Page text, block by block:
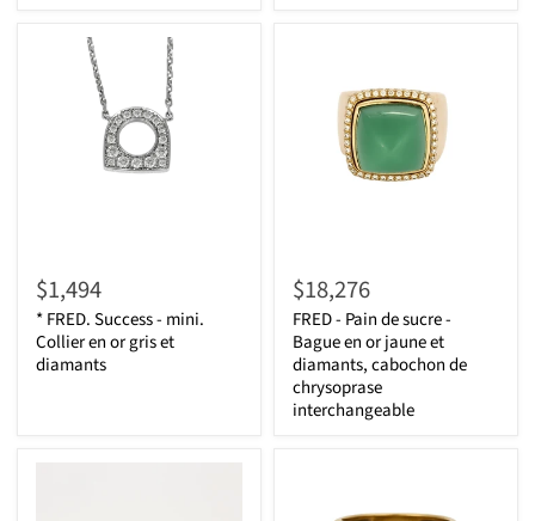
$1,494
* FRED. Success - mini.
Collier en or gris et
diamants
$18,276
FRED - Pain de sucre -
Bague en or jaune et
diamants, cabochon de
chrysoprase
interchangeable